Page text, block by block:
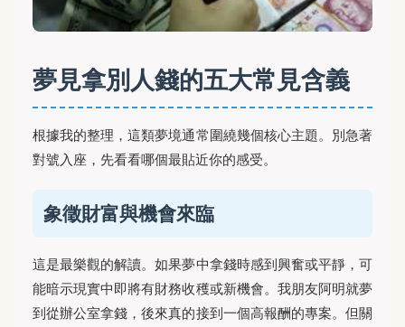
夢見拿別人錢的五大常見含義
根據我的整理，這類夢境通常圍繞幾個核心主題。別急著
對號入座，先看看哪個最貼近你的感受。
象徵財富與機會來臨
這是最樂觀的解讀。如果夢中拿錢時感到興奮或平靜，可
能暗示現實中即將有財務收穫或新機會。我朋友阿明就夢
到從辦公室拿錢，後來真的接到一個高報酬的專案。但關